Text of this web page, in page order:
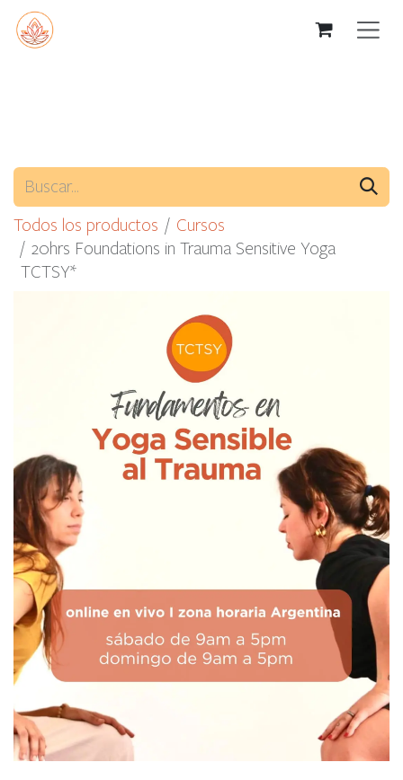
Ir al contenido
Todos los productos
Cursos
20hrs Foundations in Trauma Sensitive Yoga
TCTSY*